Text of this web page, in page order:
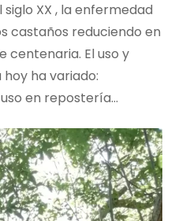
XX , la enfermedad
castaños reduciendo en
centenaria. El uso y
ha variado:
en repostería…